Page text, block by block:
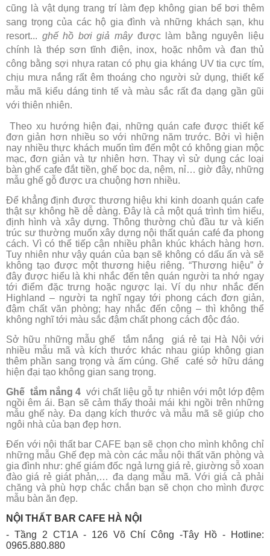
cũng là vật dụng trang trí làm đẹp không gian bể bơi thêm
sang trọng của các hộ gia đình và những khách sạn, khu
resort... ghế hồ bơi giả mâyđược làm bằng nguyên liệu
chính là thép sơn tĩnh điện, inox, hoặc nhôm và đan thủ
công bằng sợi nhựa ratan có phụ gia kháng UV tia cực tím,
chịu mưa nắng rất êm thoáng cho người sử dụng, thiết kế
mẫu mã kiểu dáng tinh tế và màu sắc rất đa dạng gần gũi
với thiên nhiên.
Theo xu hướng hiện đại, những quán cafe được thiết kế
đơn giản hơn nhiều so với những năm trước. Bởi vì hiện
nay nhiều thực khách muốn tìm đến một có không gian mộc
mạc, đơn giản và tự nhiên hơn. Thay vì sử dụng các loại
bàn ghế cafe đắt tiền, ghế bọc da, nệm, nỉ… giờ đây, những
mẫu ghế gỗ được ưa chuộng hơn nhiều.
Để khẳng định được thương hiệu khi kinh doanh quán cafe
thật sự không hề dễ dàng. Đây là cả một quá trình tìm hiểu,
định hình và xây dựng. Thông thường chủ đầu tư và kiến
trúc sư thường muốn xây dựng nội thất quán café đa phong
cách. Vì có thể tiếp cận nhiều phân khúc khách hàng hơn.
Tuy nhiên như vậy quán của bạn sẽ không có dấu ấn và sẽ
không tạo được một thương hiệu riêng. “Thương hiệu” ở
đây được hiểu là khi nhắc đến tên quán người ta nhớ ngay
tới điểm đặc trưng hoặc ngược lại. Ví dụ như nhắc đến
Highland – người ta nghĩ ngay tới phong cách đơn giản,
đậm chất văn phòng; hay nhắc đến cộng – thì không thể
không nghĩ tới màu sắc đậm chất phong cách độc đáo.
Sở hữu những mẫu ghế tắm nắng giá rẻ tại Hà Nội với
nhiều mẫu mã và kích thước khác nhau giúp không gian
thêm phần sang trọng và ấm cúng. Ghế café sở hữu dáng
hiện đại tạo không gian sang trọng.
Ghế tắm nắng 4 với chất liệu gỗ tự nhiên với một lớp đệm
ngồi êm ái. Bạn sẽ cảm thấy thoải mái khi ngồi trên những
mẫu ghế này. Đa dạng kích thước và mẫu mã sẽ giúp cho
ngôi nhà của bạn đẹp hơn.
Đến với nội thất bar CAFE bạn sẽ chọn cho mình không chỉ
những mẫu Ghế đẹp mà còn các mẫu nội thất văn phòng và
gia đình như: ghế giám đốc ngả lưng giá rẻ, giường sỗ xoan
đào giá rẻ giát phản,… đa dạng mẫu mã. Với giá cả phải
chăng và phù hợp chắc chắn bạn sẽ chọn cho mình được
mẫu bàn ăn đẹp.
NỘI THẤT BAR CAFE HÀ NỘI
- Tầng 2 CT1A - 126 Võ Chí Công -Tây Hồ - Hotline:
0965.880.880